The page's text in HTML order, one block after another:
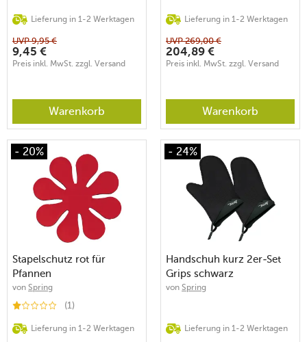
Lieferung in 1-2 Werktagen
UVP9,95 €
9,45 €
Preis inkl. MwSt. zzgl. Versand
Warenkorb
Lieferung in 1-2 Werktagen
UVP269,00 €
204,89 €
Preis inkl. MwSt. zzgl. Versand
Warenkorb
- 20%
Stapelschutz rot für
Pfannen
von Spring
(1)
Lieferung in 1-2 Werktagen
- 24%
Handschuh kurz 2er-Set
Grips schwarz
von Spring
Lieferung in 1-2 Werktagen